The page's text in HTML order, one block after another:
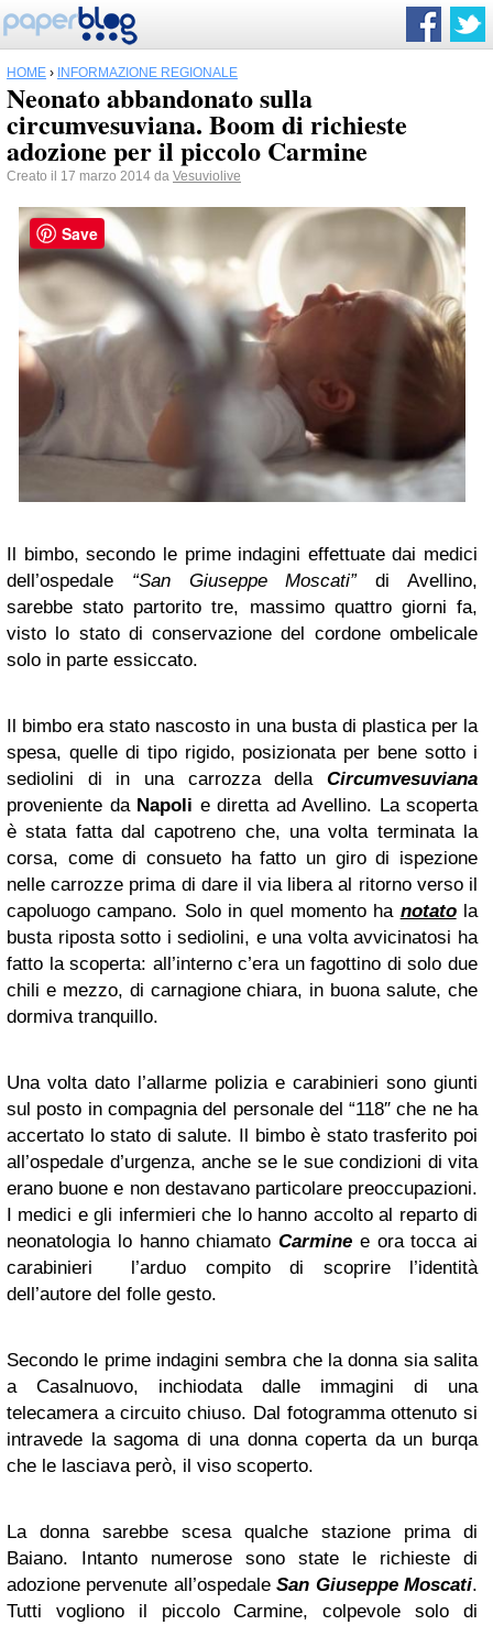
HOME › INFORMAZIONE REGIONALE
Neonato abbandonato sulla
circumvesuviana. Boom di richieste
adozione per il piccolo Carmine
Creato il 17 marzo 2014 da Vesuviolive
Il bimbo, secondo le prime indagini effettuate dai medici
dell’ospedale “San Giuseppe Moscati”di Avellino,
sarebbe stato partorito tre, massimo quattro giorni fa,
visto lo stato di conservazione del cordone ombelicale
solo in parte essiccato.
Il bimbo era stato nascosto in una busta di plastica per la
spesa, quelle di tipo rigido, posizionata per bene sotto i
sediolini di in una carrozza dellaCircumvesuviana
proveniente da Napoli e diretta ad Avellino. La scoperta
è stata fatta dal capotreno che, una volta terminata la
corsa, come di consueto ha fatto un giro di ispezione
nelle carrozze prima di dare il via libera al ritorno verso il
capoluogo campano. Solo in quel momento ha notatola
busta riposta sotto i sediolini, e una volta avvicinatosi ha
fatto la scoperta: all’interno c’era un fagottino di solo due
chili e mezzo, di carnagione chiara, in buona salute, che
dormiva tranquillo.
Una volta dato l’allarme polizia e carabinieri sono giunti
sul posto in compagnia del personale del “118″ che ne ha
accertato lo stato di salute. Il bimbo è stato trasferito poi
all’ospedale d’urgenza, anche se le sue condizioni di vita
erano buone e non destavano particolare preoccupazioni.
I medici e gli infermieri che lo hanno accolto al reparto di
neonatologia lo hanno chiamato Carmine e ora tocca ai
carabinieri l’arduo compito di scoprire l’identità
dell’autore del folle gesto.
Secondo le prime indagini sembra che la donna sia salita
a Casalnuovo, inchiodata dalle immagini di una
telecamera a circuito chiuso. Dal fotogramma ottenuto si
intravede la sagoma di una donna coperta da un burqa
che le lasciava però, il viso scoperto.
La donna sarebbe scesa qualche stazione prima di
Baiano. Intanto numerose sono state le richieste di
adozione pervenute all’ospedaleSan Giuseppe Moscati.
Tutti vogliono il piccolo Carmine, colpevole solo di
Save